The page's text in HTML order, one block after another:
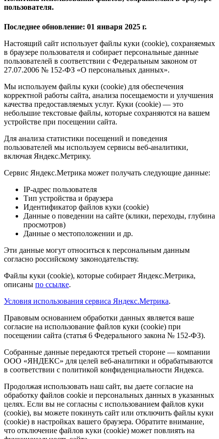
пользователя.
Последнее обновление: 01 января 2025 г.
Настоящий сайт использует файлы куки (cookie), сохраняемых
в браузере пользователя и собирает персональные данные
пользователей в соответствии с Федеральным законом от
27.07.2006 № 152-ФЗ «О персональных данных».
Мы используем файлы куки (cookie) для обеспечения
корректной работы сайта, анализа посещаемости и улучшения
качества предоставляемых услуг. Куки (cookie) — это
небольшие текстовые файлы, которые сохраняются на вашем
устройстве при посещении сайта.
Для анализа статистики посещений и поведения
пользователей мы используем сервисы веб-аналитики,
включая Яндекс.Метрику.
Сервис Яндекс.Метрика может получать следующие данные:
IP-адрес пользователя
Тип устройства и браузера
Идентификатор файлов куки (cookie)
Данные о поведении на сайте (клики, переходы, глубина
просмотров)
Данные о местоположении и др.
Эти данные могут относиться к персональным данным
согласно российскому законодательству.
Файлы куки (cookie), которые собирает Яндекс.Метрика,
описаны по ссылке.
Условия использования сервиса Яндекс.Метрика.
Правовым основанием обработки данных является ваше
согласие на использование файлов куки (cookie) при
посещении сайта (статья 6 Федерального закона № 152-ФЗ).
Собранные данные передаются третьей стороне — компании
ООО «ЯНДЕКС» для целей веб-аналитики и обрабатываются
в соответствии с политикой конфиденциальности Яндекса.
Продолжая использовать наш сайт, вы даете согласие на
обработку файлов cookie и персональных данных в указанных
целях. Если вы не согласны с использованием файлов куки
(cookie), вы можете покинуть сайт или отключить файлы куки
(cookie) в настройках вашего браузера. Обратите внимание,
что отключение файлов куки (cookie) может повлиять на